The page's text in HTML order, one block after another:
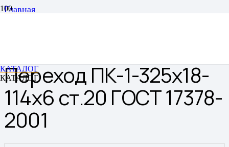
КАТАЛОГ
КАТАЛОГ
Главная
Переход ПК-1-325х18-
114х6 ст.20 ГОСТ 17378-
2001